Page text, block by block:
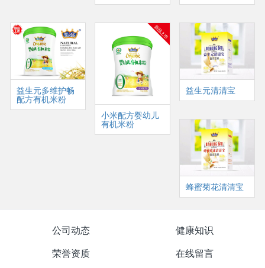
益生元多维护畅
配方有机米粉
小米配方婴幼儿
有机米粉
益生元清清宝
蜂蜜菊花清清宝
公司动态
健康知识
荣誉资质
在线留言